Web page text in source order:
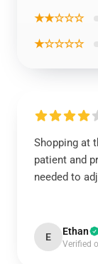
★★☆☆☆
★☆☆☆☆
Shopping at
patient and
needed to
E Ethan
Verified